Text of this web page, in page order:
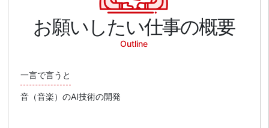
お願いしたい仕事の概要
Outline
一言で言うと
音（音楽）のAI技術の開発